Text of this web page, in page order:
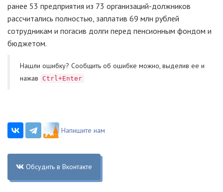
ранее 53 предприятия из 73 организаций-должников
рассчитались полностью, заплатив 69 млн рублей
сотрудникам и погасив долги перед пенсионным фондом и
бюджетом.
Нашли ошибку? Cообщить об ошибке можно, выделив ее и
нажав
Ctrl+Enter
Напишите нам
Обсудить в Вконтакте